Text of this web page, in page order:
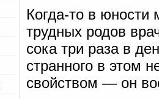
Когда-то в
трудных родов
сока три раза в
странного в этом
свойством — он